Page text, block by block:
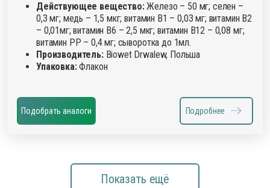
Действующее вещество:Железо – 50 мг; селен –
0,3 мг; медь – 1,5 мкг; витамин В1 – 0,03 мг; витамин В2
– 0,01мг; витамин В6 – 2,5 мкг; витамин В12 – 0,08 мг;
витамин РР – 0,4 мг; сыворотка до 1мл.
Производитель:Biowet Drwalew, Польша
Упаковка:Флакон
Подобрать аналоги Подробнее
Показать ещё